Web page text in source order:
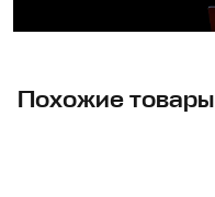
Похожие товары